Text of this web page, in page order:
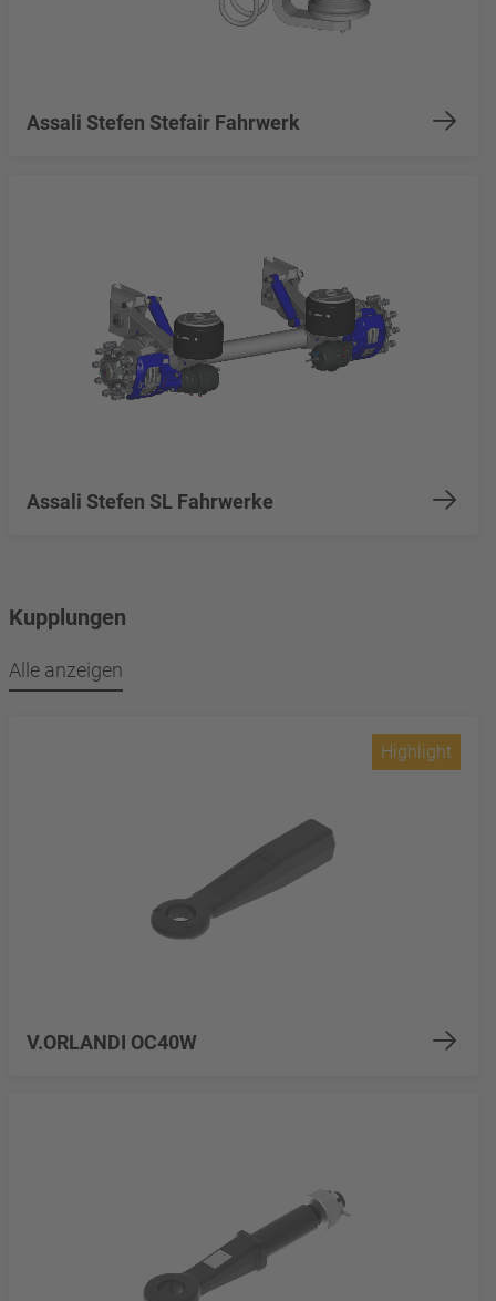
Assali Stefen Stefair Fahrwerk
Assali Stefen SL Fahrwerke
Kupplungen
Alle anzeigen
V.ORLANDI OC40W
Highlight